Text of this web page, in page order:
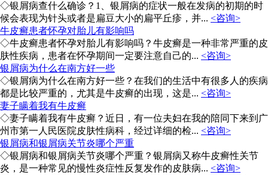
◇银屑病查什么确诊？1、银屑病的症状一般在发病的初期的时
候会表现为针头或者是扁豆大小的扁平丘疹，并... <咨询>
牛皮癣患者怀孕对胎儿有影响吗
◇牛皮癣患者怀孕对胎儿有影响吗？牛皮癣是一种非常严重的皮
肤性疾病，患者在怀孕期间一定要注意自己的... <咨询>
银屑病为什么在南方好一些
◇银屑病为什么在南方好一些？在我们的生活中有很多人的疾病
都是比较严重的，尤其是牛皮癣的出现，这是... <咨询>
妻子瞒着我有牛皮癣
◇妻子瞒着我有牛皮癣？近日，有一位夫妇在我的陪同下来到广
州市第一人民医院皮肤性病科，经过详细的检... <咨询>
银屑病和银屑病关节炎哪个严重
◇银屑病和银屑病关节炎哪个严重？银屑病又称牛皮癣性关节
炎，是一种常见的慢性炎症性反复发作的皮肤病... <咨询>